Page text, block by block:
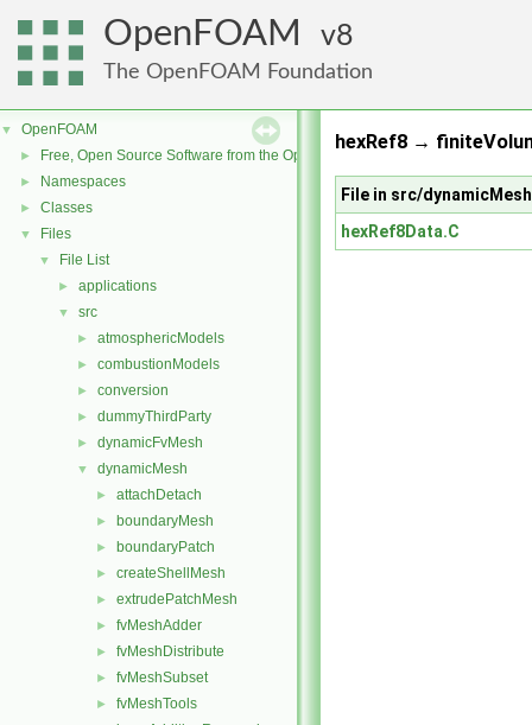
OpenFOAM 8
The OpenFOAM Foundation
▼ OpenFOAM
► Free, Open Source Software from the OpenFOAM Foundation
► Namespaces
► Classes
▼ Files
▼ File List
► applications
▼ src
► atmosphericModels
► combustionModels
► conversion
► dummyThirdParty
► dynamicFvMesh
▼ dynamicMesh
► attachDetach
► boundaryMesh
► boundaryPatch
► createShellMesh
► extrudePatchMesh
► fvMeshAdder
► fvMeshDistribute
► fvMeshSubset
► fvMeshTools
hexRef8 →
File in src/
hexRef8Data.C